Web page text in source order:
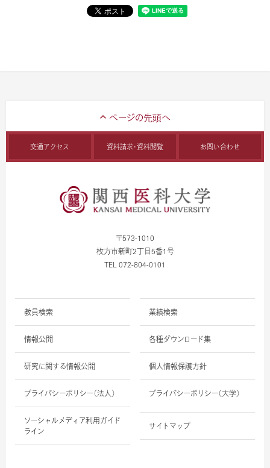
交通アクセス 資料請求・資料閲覧 お問い合わせ
〒573-1010
枚方市新町2丁目5番1号
TEL 072-804-0101
教員検索 業績検索
情報公開 各種ダウンロード集
研究に関する情報公開 個人情報保護方針
プライバシーポリシー（法人） プライバシーポリシー（大学）
ソーシャルメディア利用ガイド
ライン
サイトマップ